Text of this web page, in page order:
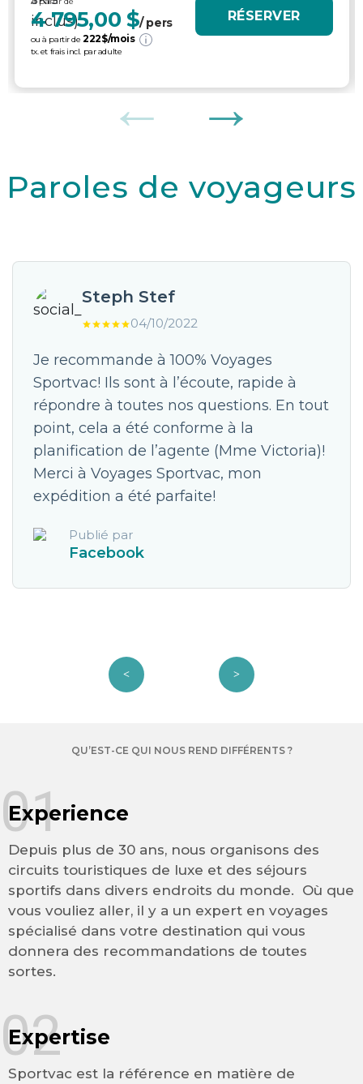
4 795,00 $/ pers
ou à partir de222$/mois
tx. et frais incl. par adulte
RÉSERVER
Paroles de voyageurs
Steph Stef
04/10/2022
Je recommande à 100% Voyages
Sportvac! Ils sont à l’écoute, rapide à
répondre à toutes nos questions. En tout
point, cela a été conforme à la
planification de l’agente (Mme Victoria)!
Merci à Voyages Sportvac, mon
expédition a été parfaite!
Publié par
Facebook
QU’EST-CE QUI NOUS REND DIFFÉRENTS ?
Experience
Depuis plus de 30 ans, nous organisons des
circuits touristiques de luxe et des séjours
sportifs dans divers endroits du monde. Où que
vous vouliez aller, il y a un expert en voyages
spécialisé dans votre destination qui vous
donnera des recommandations de toutes
sortes.
01
Expertise
Sportvac est la référence en matière de
02